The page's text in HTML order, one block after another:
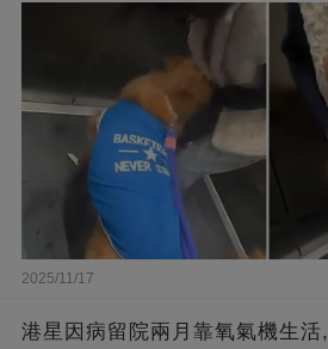
2025/11/17
港星因病留院兩月靠氧氣機生